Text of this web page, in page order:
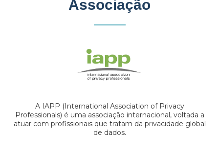
Associação
A IAPP (International Association of Privacy
Professionals) é uma associação internacional, voltada a
atuar com profissionais que tratam da privacidade global
de dados.